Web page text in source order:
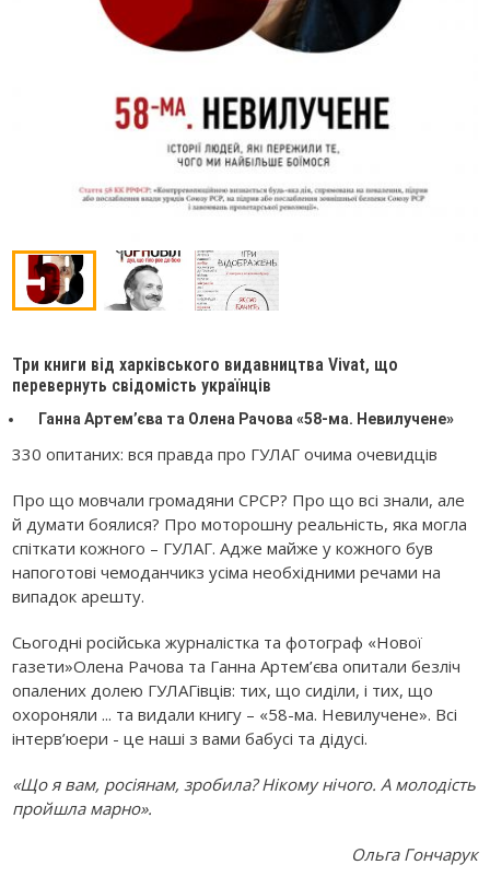
Три книги від харківського видавництва Vivat, що
перевернуть свідомість українців
Ганна Артем’єва та Олена Рачова «58-ма. Невилучене»
330 опитаних: вся правда про ГУЛАГ очима очевидців
Про що мовчали громадяни СРСР? Про що всі знали, але
й думати боялися? Про моторошну реальність, яка могла
спіткати кожного – ГУЛАГ. Адже майже у кожного був
напоготові чемоданчикз усіма необхідними речами на
випадок арешту.
Сьогодні російська журналістка та фотограф «Нової
газети»Олена Рачова та Ганна Артем’єва опитали безліч
опалених долею ГУЛАГівців: тих, що сиділи, і тих, що
охороняли ... та видали книгу – «58-ма. Невилучене». Всі
інтерв’юери - це наші з вами бабусі та дідусі.
«Що я вам, росіянам, зробила? Нікому нічого. А молодість
пройшла марно».
Ольга Гончарук